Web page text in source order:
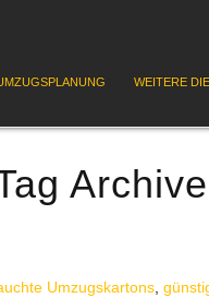
WEITERE
Umzugskartons